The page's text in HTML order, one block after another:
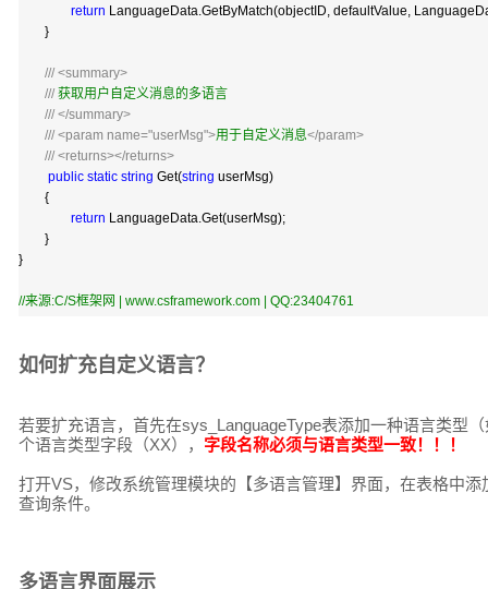
return LanguageData.GetByMatch(objectID, defaultValue,
}
/// <summary>
/// 获取用户自定义消息的多语言
/// </summary>
/// <param name="userMsg">用于自定义消息</param>
/// <returns></returns>
public static string Get(string userMsg)
{
return LanguageData.Get(userMsg);
}
}
//来源:C/S框架网 | www.csframework.com | QQ:23404761
如何扩充自定义语言？
若要扩充语言，首先在sys_LanguageType表添加一种语言类型
个语言类型字段（XX）， 字段名称必须与语言类型一致！！！
打开VS，修改系统管理模块的【多语言管理】界面，在表格中
查询条件。
多语言界面展示